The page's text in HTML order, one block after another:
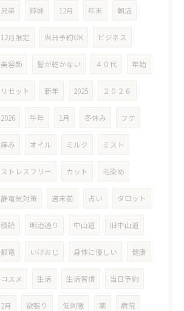
兄弟 姉妹 12月 年末 朝活
12月限定 当日予約OK ビジネス
美容師 髪が乾かない ４０代 年始
リセット 新年 2025 ２０２６
2026 午年 1月 冬休み フケ
痒み オイル ミルク ミスト
ストレスフリー カット 毛染め
静電気対策 週末前 占い タロット
積読 明治通り 中山道 旧中山道
都電 いけおじ 身体に優しい 健康
コスメ 生活 生活習慣 当日予約
2月 欲張り 低刺激 薬 病院